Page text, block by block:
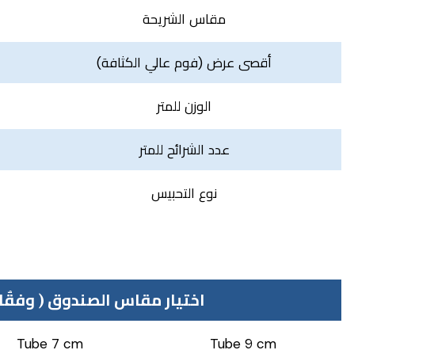
مقاس الشريحة
أقصى عرض (فوم عالي الكثافة)
الوزن للمتر
عدد الشرائح للمتر
نوع التحبيس
Tube 7 cm
Tube 9 cm